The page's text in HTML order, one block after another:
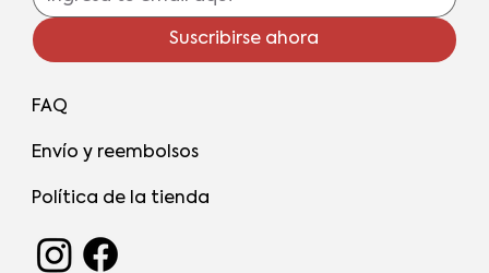
Suscribirse ahora
FAQ
Envío y reembolsos
Política de la tienda